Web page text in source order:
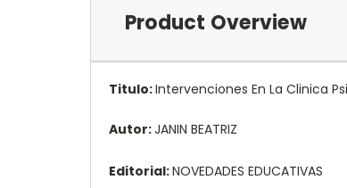
Product Overview
Titulo:Intervenciones En La Clinica
Autor:JANIN BEATRIZ
Editorial:NOVEDADES EDUCATIVAS